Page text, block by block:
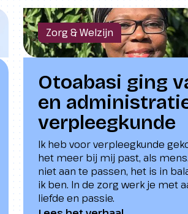
Zorg & Welzijn
Otoabasi ging
en
verpleegkunde
Ik heb voor verpleegkunde
het meer bij mij past, als
niet aan te passen, het is in
ik ben. In de zorg werk je met
liefde en passie.